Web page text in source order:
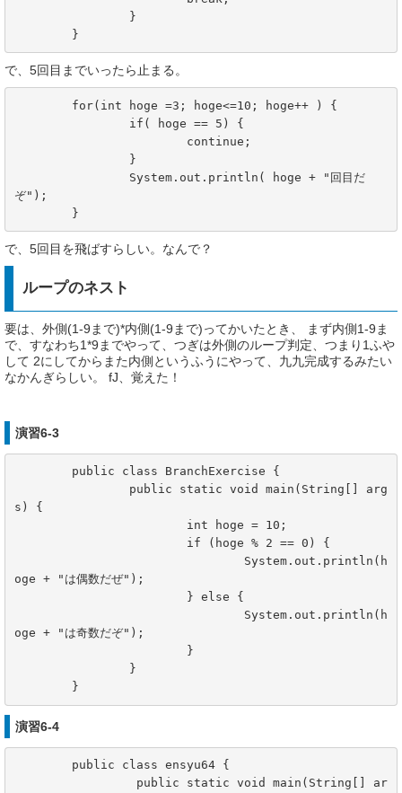
	}
で、5回目までいったら止まる。
ぞ");
	}
で、5回目を飛ばすらしい。なんで？
ループのネスト
要は、外側(1-9まで)*内側(1-9まで)ってかいたとき、 まず内側1-9ま
で、すなわち1*9までやって、つぎは外側のループ判定、つまり1ふや
して 2にしてからまた内側というふうにやって、九九完成するみたい
なかんぎらしい。 fJ、覚えた！
演習6-3
s) {
oge + "は偶数だぜ");
oge + "は奇数だぞ");
	}
演習6-4